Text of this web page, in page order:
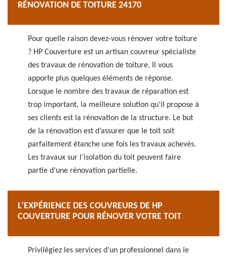
RÉNOVATION DE TOITURE 24170
Pour quelle raison devez-vous rénover votre toiture
? HP Couverture est un artisan couvreur spécialiste
des travaux de rénovation de toiture. Il vous
apporte plus quelques éléments de réponse.
Lorsque le nombre des travaux de réparation est
trop important, la meilleure solution qu’il propose à
ses clients est la rénovation de la structure. Le but
de la rénovation est d’assurer que le toit soit
parfaitement étanche une fois les travaux achevés.
Les travaux sur l’isolation du toit peuvent faire
partie d’une rénovation partielle.
L’EXPÉRIENCE DES COUVREURS DE HP
COUVERTURE POUR RÉNOVER VOTRE TOIT
Privilégiez les services d’un professionnel dans le